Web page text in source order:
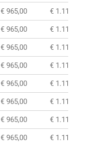
€ 965,00 € 1.115,00
€ 965,00 € 1.115,00
€ 965,00 € 1.115,00
€ 965,00 € 1.115,00
€ 965,00 € 1.115,00
€ 965,00 € 1.115,00
€ 965,00 € 1.115,00
€ 965,00 € 1.115,00